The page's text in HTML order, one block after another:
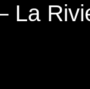
La